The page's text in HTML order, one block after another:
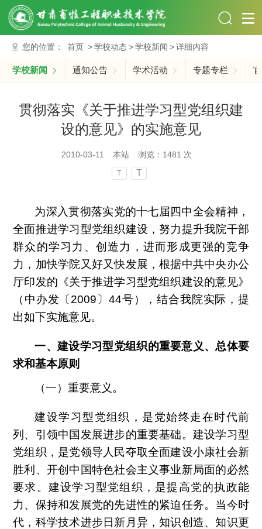
您的位置： 首页 >学校动态>学校新闻 >详细内容
学校新闻 通知公告 学术活动 专题专栏
贯彻落实《关于推进学习型党组织建
设的意见》的实施意见
2010-03-11 本站 浏览： 1481 次
T T
为深入贯彻落实党的十七届四中全会精神，
全面推进学习型党组织建设，努力提升我院干部
群众的学习力、创造力，进而形成更强的竞争
力，加快学院又好又快发展，根据中共中央办公
厅印发的《关于推进学习型党组织建设的意见》
（中办发〔 2009 〕 44号），结合我院实际，提
出如下实施意见。
一、建设学习型党组织的重要意义、总体要
求和基本原则
（一）重要意义。
建设学习型党组织，是党始终走在时代前
列、引领中国发展进步的重要基础。建设学习型
党组织，是党领导人民夺取全面建设小康社会新
胜利、开创中国特色社会主义事业新局面的必然
要求。建设学习型党组织，是提高党的执政能
力、保持和发展党的先进性的紧迫任务。当今时
代，科学技术进步日新月异，知识创造、知识更